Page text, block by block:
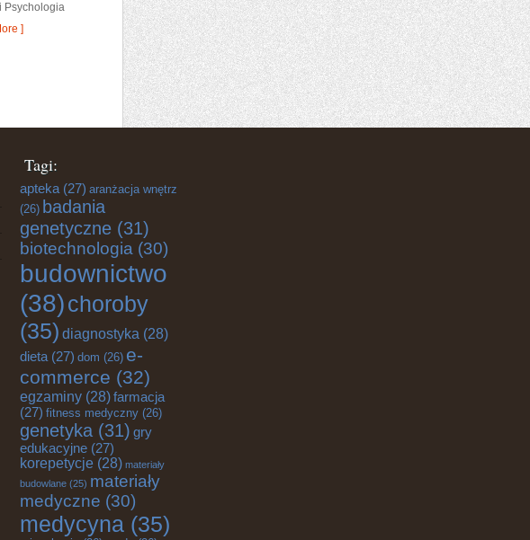
Psychologia
]
Tagi:
apteka (27) aranżacja wnętrz
(26) badania
genetyczne (31)
biotechnologia (30)
budownictwo
(38)choroby
(35) diagnostyka (28)
dieta (27) dom (26) e-
commerce (32)
egzaminy (28)farmacja
(27) fitness medyczny (26)
genetyka (31) gry
edukacyjne (27)
korepetycje (28) materiały
budowlane (25) materiały
medyczne (30)
medycyna (35)